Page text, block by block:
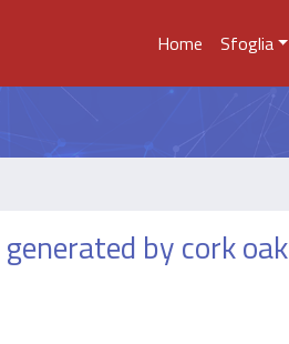
Home Sfoglia
by cork oak